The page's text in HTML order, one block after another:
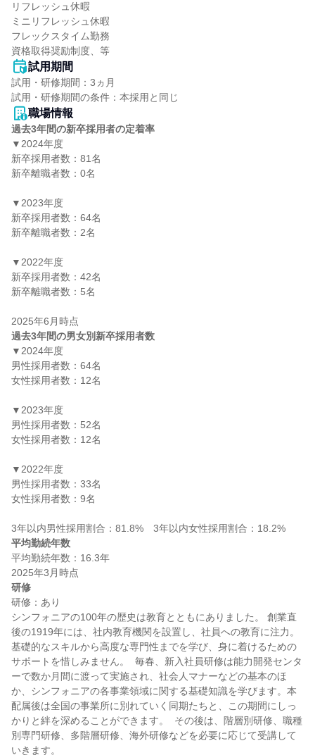
リフレッシュ休暇
ミニリフレッシュ休暇
フレックスタイム勤務
資格取得奨励制度、等
試用期間
試用・研修期間：3ヵ月
職場情報
過去3年間の新卒採用者の定着率
▼2024年度
新卒採用者数：81名
新卒離職者数：0名
▼2023年度
新卒採用者数：64名
新卒離職者数：2名
▼2022年度
新卒採用者数：42名
新卒離職者数：5名
過去3年間の男女別新卒採用者数
▼2024年度
男性採用者数：64名
女性採用者数：12名
▼2023年度
男性採用者数：52名
女性採用者数：12名
▼2022年度
男性採用者数：33名
女性採用者数：9名
平均勤続年数
平均勤続年数：16.3年
研修
研修：あり
シンフォニアの100年の歴史は教育とともにありました。 創業直
後の1919年には、社内教育機関を設置し、社員への教育に注力。
基礎的なスキルから高度な専門性までを学び、身に着けるための
サポートを惜しみません。  毎春、新入社員研修は能力開発センタ
ーで数か月間に渡って実施され、社会人マナーなどの基本のほ
か、シンフォニアの各事業領域に関する基礎知識を学びます。本
配属後は全国の事業所に別れていく同期たちと、この期間にしっ
かりと絆を深めることができます。  その後は、階層別研修、職種
別専門研修、多階層研修、海外研修などを必要に応じて受講して